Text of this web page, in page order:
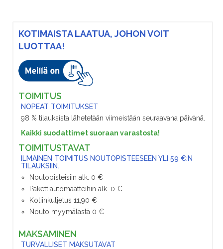
KOTIMAISTA LAATUA, JOHON VOIT
LUOTTAA!
TOIMITUS
NOPEAT TOIMITUKSET
98 % tilauksista lähetetään viimeistään seuraavana päivänä.
Kaikki suodattimet suoraan varastosta!
TOIMITUSTAVAT
ILMAINEN TOIMITUS NOUTOPISTEESEEN YLI 59 €:N
TILAUKSIIN.
Noutopisteisiin alk. 0 €
Pakettiautomaatteihin alk. 0 €
Kotiinkuljetus 11,90 €
Nouto myymälästä 0 €
MAKSAMINEN
TURVALLISET MAKSUTAVAT